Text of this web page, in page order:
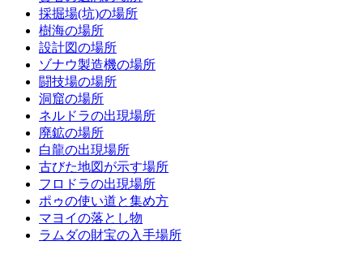
採掘場(坑)の場所
樹海の場所
設計図の場所
ゾナウ製造機の場所
闘技場の場所
洞窟の場所
ネルドラの出現場所
廃鉱の場所
白龍の出現場所
古びた地図が示す場所
フロドラの出現場所
ポゥの使い道と集め方
マヨイの落とし物
ラムダの財宝の入手場所